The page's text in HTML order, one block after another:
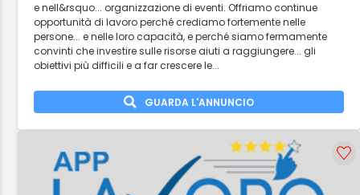
e nell&rsquo... organizzazione di eventi. Offriamo continue
opportunità di lavoro perché crediamo fortemente nelle
persone... e nelle loro capacità, e perché siamo fermamente
convinti che investire sulle risorse aiuti a raggiungere... gli
obiettivi più difficili e a far crescere le...
GUARDA L'ANNUNCIO